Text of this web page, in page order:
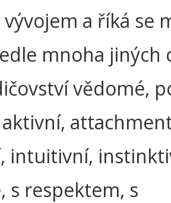
a říká se
mnoha jiných
vědomé,
intuitivní,
s respektem, s